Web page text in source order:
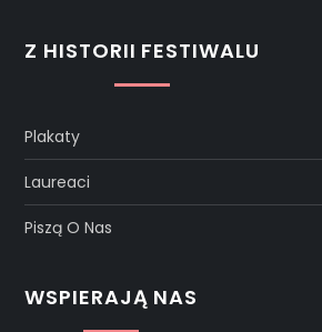
Z HISTORII FESTIWALU
Plakaty
Laureaci
Piszą O Nas
WSPIERAJĄ NAS